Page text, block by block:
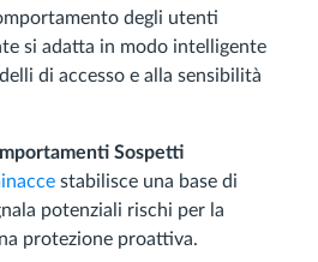
degli utenti
si adatta in modo intelligente
di accesso e alla sensibilità
Sospetti
stabilisce una base di
potenziali rischi per la
protezione proattiva.